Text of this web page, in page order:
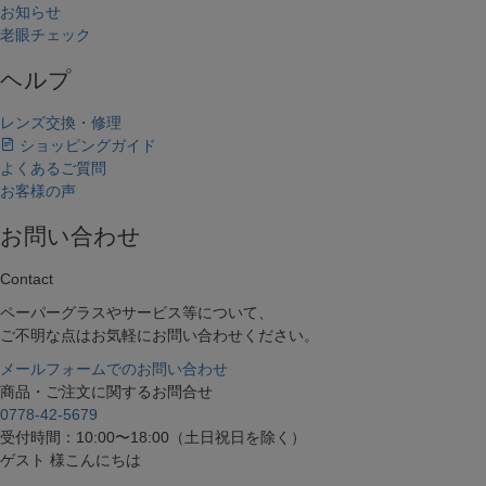
お知らせ
老眼チェック
ヘルプ
レンズ交換・修理
ショッピングガイド
よくあるご質問
お客様の声
お問い合わせ
Contact
ペーパーグラスやサービス等について、
ご不明な点はお気軽にお問い合わせください。
メールフォームでのお問い合わせ
商品・ご注文に関するお問合せ
0778-42-5679
受付時間：10:00〜18:00（土日祝日を除く）
ゲスト 様こんにちは